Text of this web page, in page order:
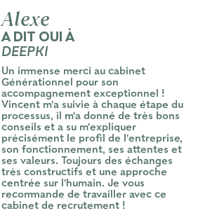
Alexe
A DIT OUI À
DEEPKI
Un immense merci au cabinet
Générationnel pour son
accompagnement exceptionnel !
Vincent m'a suivie à chaque étape du
processus, il m'a donné de très bons
conseils et a su m'expliquer
précisément le profil de l'entreprise,
son fonctionnement, ses attentes et
ses valeurs. Toujours des échanges
très constructifs et une approche
centrée sur l'humain. Je vous
recommande de travailler avec ce
cabinet de recrutement !